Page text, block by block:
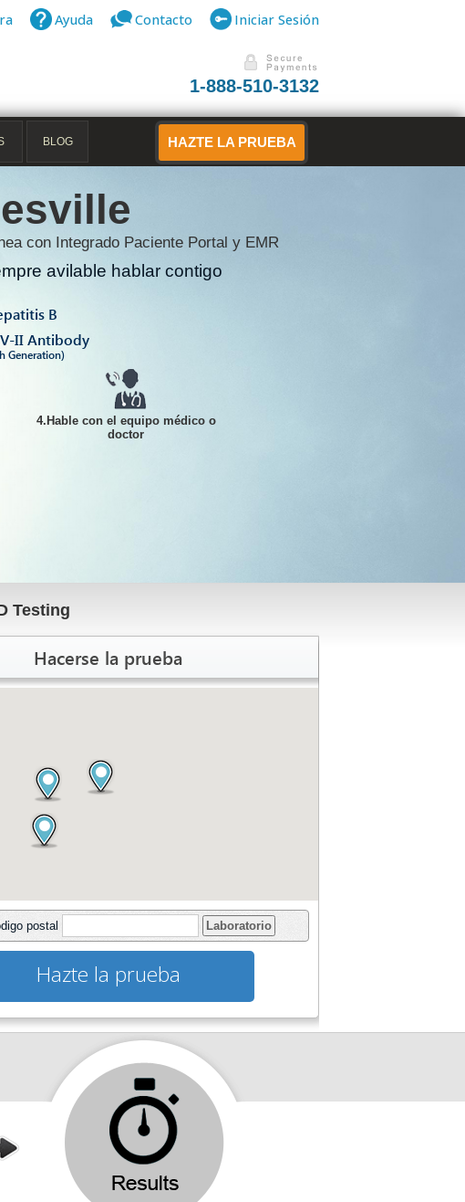
Ayuda Contacto Iniciar Sesión
1-888-510-3132
BLOG HAZTE LA PRUEBA
con Integrado Paciente Portal y EMR
avilable hablar contigo
B
II Antibody
Generation)
4.Hable con el equipo médico o
doctor
Testing
Hacerse la prueba
postal Laboratorio
Hazte la prueba